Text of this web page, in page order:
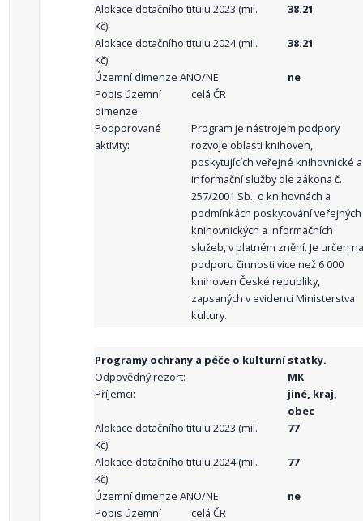
Alokace dotačního titulu 2023 (mil.
Kč):
38.21
Alokace dotačního titulu 2024 (mil.
Kč):
38.21
Územní dimenze ANO/NE:
ne
Popis územní
dimenze:
celá ČR
Podporované
aktivity:
Program je nástrojem podpory
rozvoje oblasti knihoven,
poskytujících veřejné knihovnické a
informační služby dle zákona č.
257/2001 Sb., o knihovnách a
podmínkách poskytování veřejných
knihovnických a informačních
služeb, v platném znění. Je určen na
podporu činnosti více než 6 000
knihoven České republiky,
zapsaných v evidenci Ministerstva
kultury.
Programy ochrany a péče o kulturní statky.
Odpovědný rezort:
MK
Příjemci:
jiné, kraj,
obec
Alokace dotačního titulu 2023 (mil.
Kč):
77
Alokace dotačního titulu 2024 (mil.
Kč):
77
Územní dimenze ANO/NE:
ne
Popis územní
celá ČR